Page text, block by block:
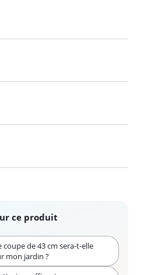
ce produit
coupe de 43 cm sera-t-elle
mon jardin ?